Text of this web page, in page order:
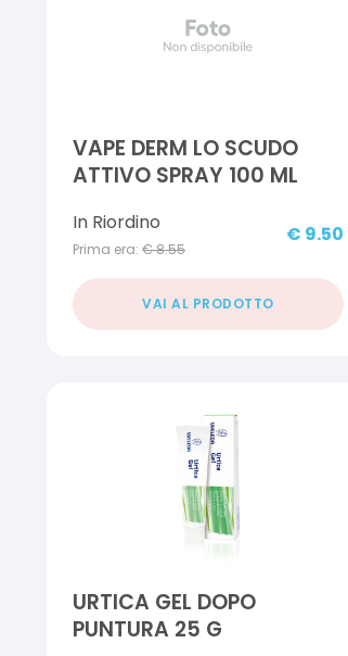
VAPE DERM LO SCUDO
ATTIVO SPRAY 100 ML
In Riordino
Prima era: €8.55
€ 9.50
VAI AL PRODOTTO
URTICA GEL DOPO
PUNTURA 25 G